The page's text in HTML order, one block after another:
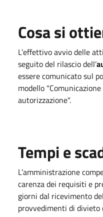
Cosa si
L’effettivo avvio delle
seguito del rilascio dell’
essere comunicato sul
modello
autorizzazione".
Tempi e
L’amministrazione
carenza dei requisiti e
giorni dal ricevimento
provvedimenti di divieto